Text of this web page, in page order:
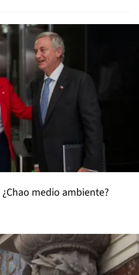
medio ambiente?